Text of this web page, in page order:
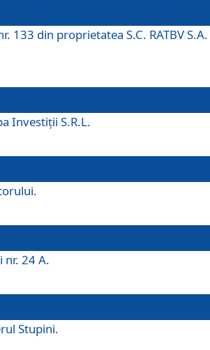
din proprietatea S.C. RATBV
Investiții S.R.L.
nr. 24 A.
Stupini.